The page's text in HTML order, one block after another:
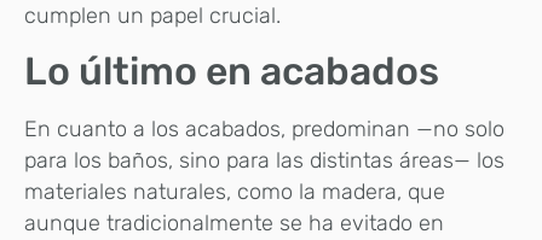
cumplen un papel crucial.
Lo último en acabados
En cuanto a los acabados, predominan —no solo
para los baños, sino para las distintas áreas— los
materiales naturales, como la madera, que
aunque tradicionalmente se ha evitado en